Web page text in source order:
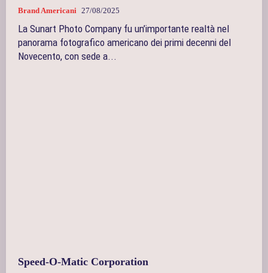
Brand Americani 27/08/2025
La Sunart Photo Company fu un’importante realtà nel
panorama fotografico americano dei primi decenni del
Novecento, con sede a...
Speed-O-Matic Corporation